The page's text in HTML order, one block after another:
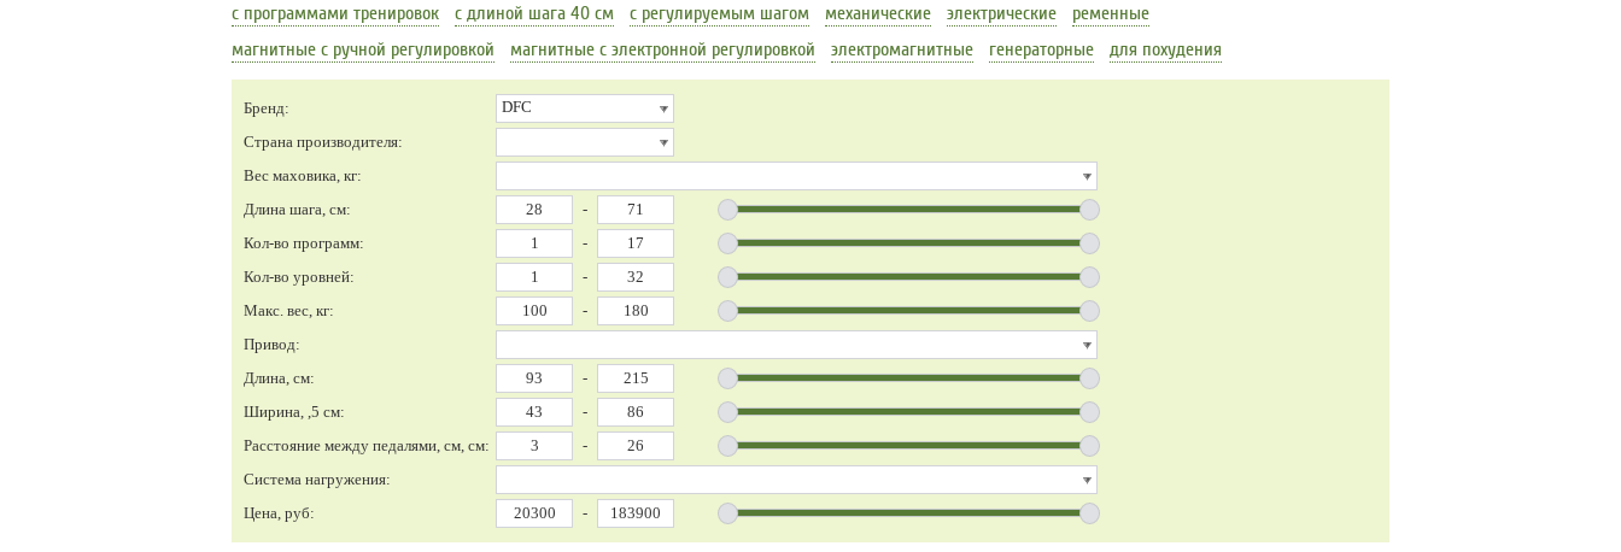
с программами тренировок
с длиной шага 40 см с регулируемым шагом механические электрические
ременные
магнитные с ручной регулировкой
магнитные с электронной регулировкой электромагнитные генераторные для похудения
Бренд:
DFC
Страна производителя:
Вес маховика, кг:
Длина шага, см:
-
Кол-во программ:
-
Кол-во уровней:
-
Макс. вес, кг:
-
Привод:
Длина, см:
-
Ширина, ,5 см:
-
Расстояние между педалями, см, см:
-
Система нагружения:
Цена, руб:
-